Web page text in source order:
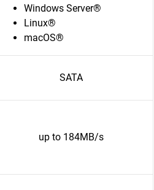
Windows Server®
Linux®
macOS®
SATA
up to 184MB/s